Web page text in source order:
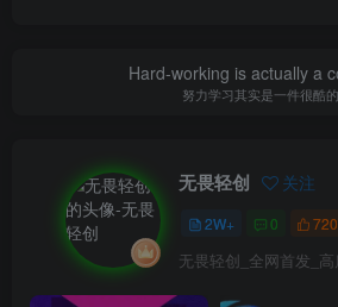
Hard-working is actually a
努力学习其实是一件很酷
无畏轻创 关注
2W+ 0
无畏轻创_全网首发_